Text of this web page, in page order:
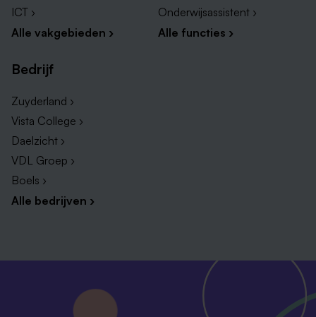
ICT ›
Alle vakgebieden ›
Onderwijsassistent ›
Alle functies ›
Bedrijf
Zuyderland ›
Vista College ›
Daelzicht ›
VDL Groep ›
Boels ›
Alle bedrijven ›